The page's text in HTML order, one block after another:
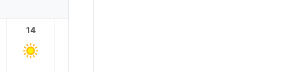
14